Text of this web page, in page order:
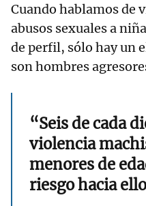
Cuando hablamos de
abusos sexuales a
de perfil, sólo hay un
son hombres
“Seis de cada
violencia
menores de
riesgo hacia